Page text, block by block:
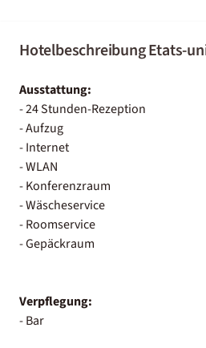
Hotelbeschreibung Etats-
Ausstattung:
- 24 Stunden-Rezeption
- Aufzug
- Internet
- WLAN
- Konferenzraum
- Wäscheservice
- Roomservice
- Gepäckraum
Verpflegung:
- Bar